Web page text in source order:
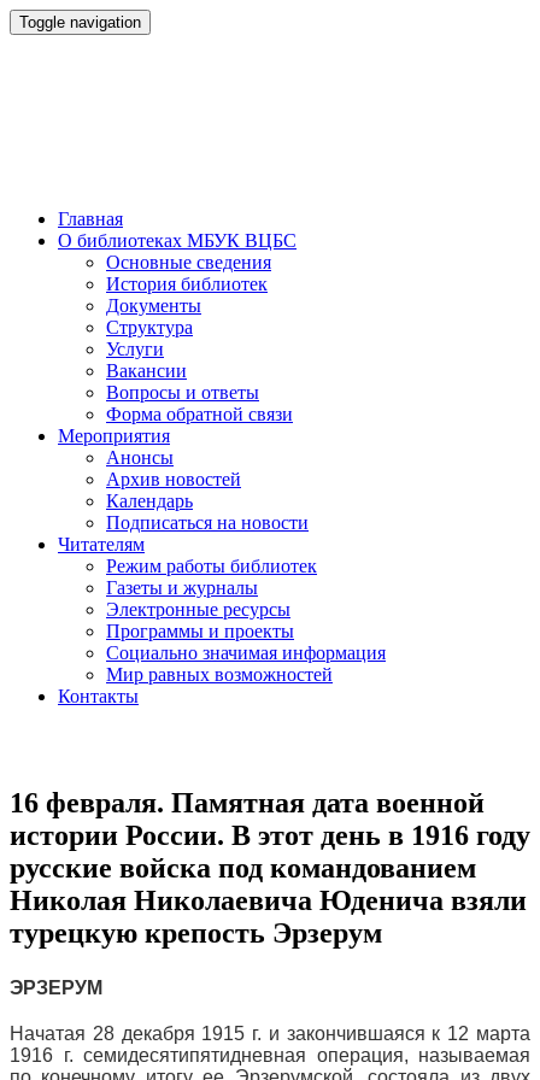
Toggle navigation
Главная
О библиотеках МБУК ВЦБС
Основные сведения
История библиотек
Документы
Структура
Услуги
Вакансии
Вопросы и ответы
Форма обратной связи
Мероприятия
Анонсы
Архив новостей
Календарь
Подписаться на новости
Читателям
Режим работы библиотек
Газеты и журналы
Электронные ресурсы
Программы и проекты
Социально значимая информация
Мир равных возможностей
Контакты
16 февраля. Памятная дата военной
истории России. В этот день в 1916 году
русские войска под командованием
Николая Николаевича Юденича взяли
турецкую крепость Эрзерум
ЭРЗЕРУМ
Начатая 28 декабря 1915 г. и закончившаяся к 12 марта
1916 г. семидесятипятидневная операция, называемая